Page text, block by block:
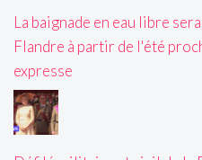
La baignade en eau libre
Flandre à partir de l'été
expresse